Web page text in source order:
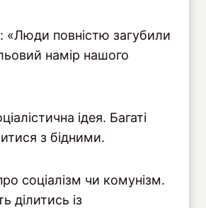
«Люди повністю загубили
намір нашого
ідея. Багаті
з бідними.
соціалізм чи комунізм.
ділитись із